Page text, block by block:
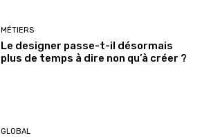
MÉTIERS
Le designer passe-t-il désormais
plus de temps à dire non qu’à créer ?
GLOBAL